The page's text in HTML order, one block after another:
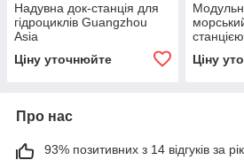
Надувна док-станція для
гідроциклів Guangzhou
Asia
Ціну уточнюйте
Ціну
Про нас
93% позитивних з 14 відгуків за рік